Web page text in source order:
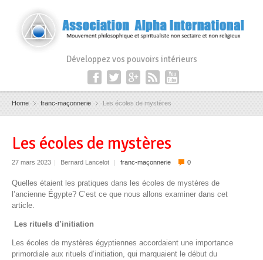
Développez vos pouvoirs intérieurs
Home franc-maçonnerie Les écoles de mystères
Les écoles de mystères
27 mars 2023 | Bernard Lancelot | franc-maçonnerie 0
Quelles étaient les pratiques dans les écoles de mystères de
l’ancienne Égypte? C’est ce que nous allons examiner dans cet
article.
Les rituels d’initiation
Les écoles de mystères égyptiennes accordaient une importance
primordiale aux rituels d’initiation, qui marquaient le début du